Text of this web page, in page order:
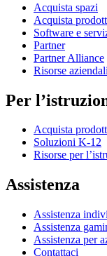
Acquista spazi
Acquista
Software e
Partner
Partner Alliance
Risorse aziendali
Per
Acquista
Soluzioni K-12
Risorse per
Assistenza
Assistenza
Assistenza
Assistenza per
Contattaci